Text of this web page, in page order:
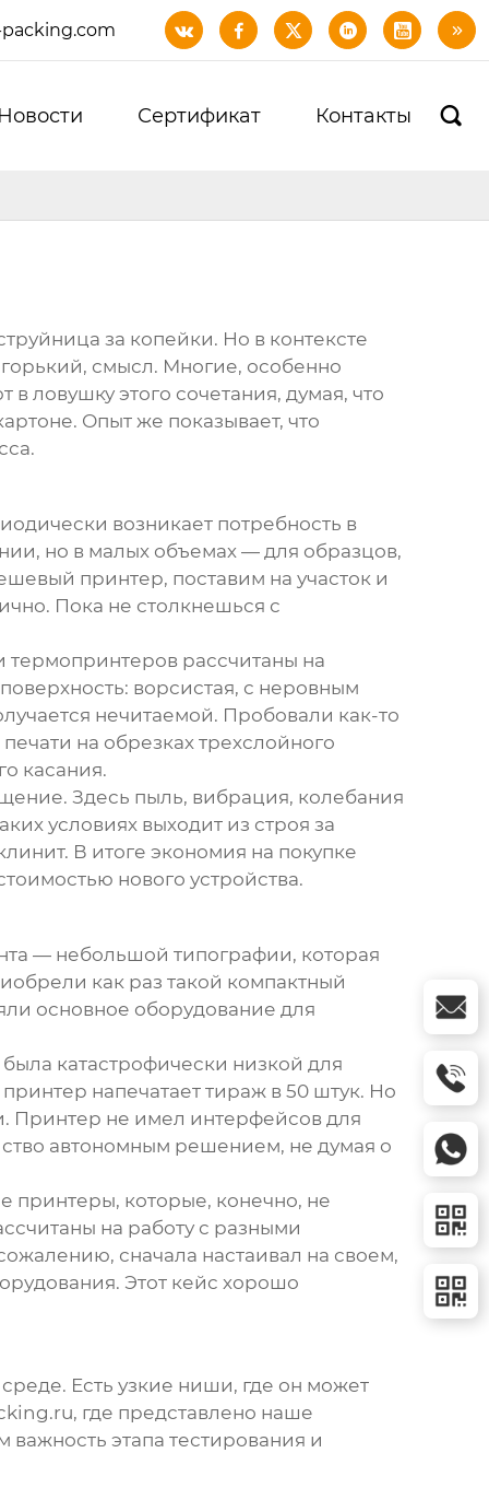
     
Сертификат Контакты 
за копейки. Но в контексте
горький, смысл. Многие, особенно
этого сочетания, думая, что
Опыт же показывает, что
возникает потребность в
но в малых объемах — для образцов,
принтер, поставим на участок и
Пока не столкнешься с
рассчитаны на
ворсистая, с неровным
нечитаемой. Пробовали как-то
на обрезках трехслойного
касания.
Здесь пыль, вибрация, колебания
условиях выходит из строя за
В итоге экономия на покупке
нового устройства.
— небольшой типографии, которая
как раз такой компактный
основное оборудование для
катастрофически низкой для
напечатает тираж в 50 штук. Но
Принтер не имел интерфейсов для
автономным решением, не думая о
принтеры, которые, конечно, не
на работу с разными
сначала настаивал на своем,
Этот кейс хорошо
Есть узкие ниши, где он может
, где представлено наше
этапа тестирования и